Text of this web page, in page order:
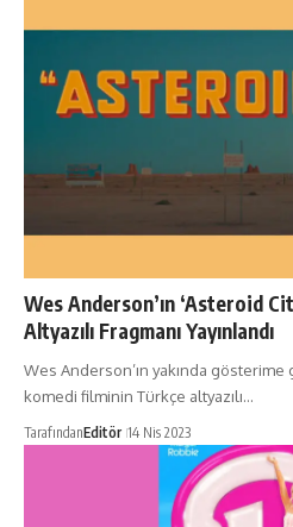
Wes Anderson’ın ‘Asteroid
Altyazılı Fragmanı Yayınlandı
Wes Anderson’ın yakında gösterime
komedi filminin Türkçe altyazılı…
TarafındanEditör 14 Nis 2023